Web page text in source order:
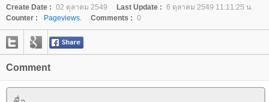
Create Date : 02 ตุลาคม 2549 Last Update : 6 ตุลาคม 2549 11:11:25 น.
Counter :
Pageviews. Comments : 0
Comment